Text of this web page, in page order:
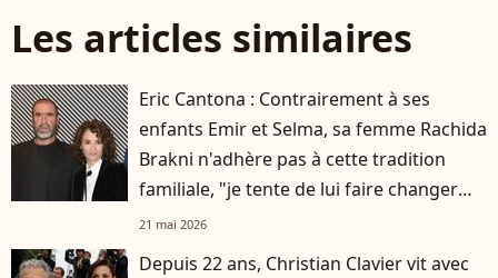
Les articles similaires
Eric Cantona : Contrairement à ses
enfants Emir et Selma, sa femme Rachida
Brakni n'adhère pas à cette tradition
familiale, "je tente de lui faire changer
d'avis"
21 mai 2026
Depuis 22 ans, Christian Clavier vit avec